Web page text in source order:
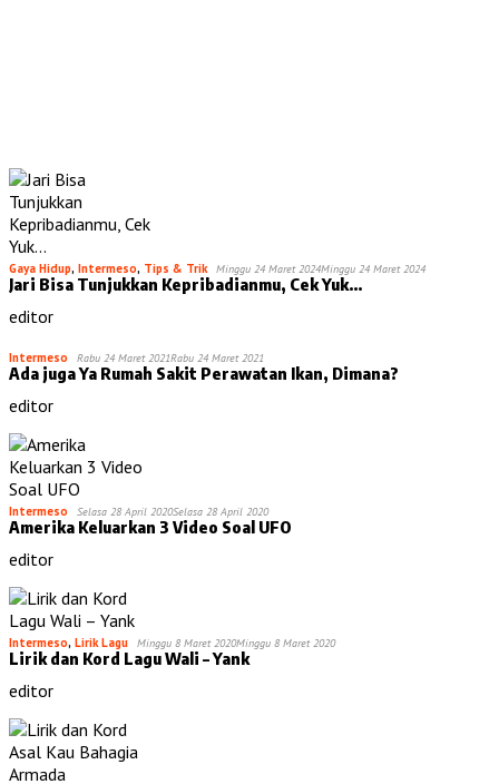
Gaya Hidup, Intermeso, Tips & Trik Minggu 24 Maret 2024Minggu 24 Maret 2024
Jari Bisa Tunjukkan Kepribadianmu, Cek Yuk…
editor
Intermeso Rabu 24 Maret 2021Rabu 24 Maret 2021
Ada juga Ya Rumah Sakit Perawatan Ikan, Dimana?
editor
Intermeso Selasa 28 April 2020Selasa 28 April 2020
Amerika Keluarkan 3 Video Soal UFO
editor
Intermeso, Lirik Lagu Minggu 8 Maret 2020Minggu 8 Maret 2020
Lirik dan Kord Lagu Wali – Yank
editor